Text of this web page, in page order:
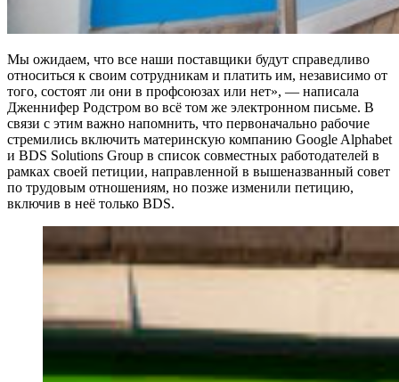
Мы ожидаем, что все наши поставщики будут справедливо
относиться к своим сотрудникам и платить им, независимо от
того, состоят ли они в профсоюзах или нет», — написала
Дженнифер Родстром во всё том же электронном письме. В
связи с этим важно напомнить, что первоначально рабочие
стремились включить материнскую компанию Google Alphabet
и BDS Solutions Group в список совместных работодателей в
рамках своей петиции, направленной в вышеназванный совет
по трудовым отношениям, но позже изменили петицию,
включив в неё только BDS.